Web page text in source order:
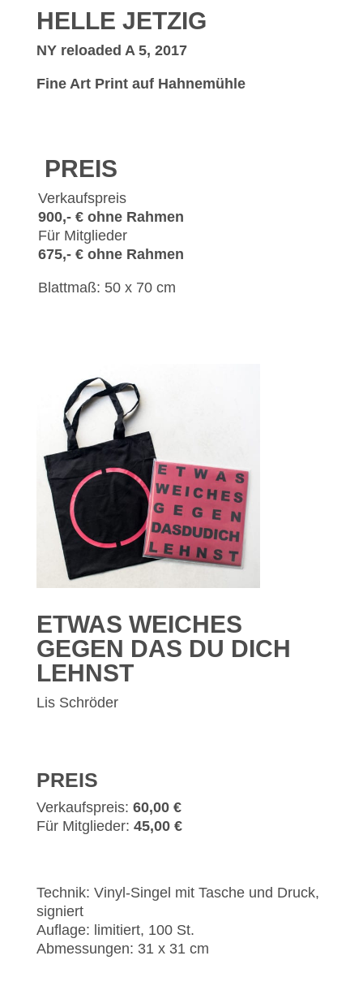
HELLE JETZIG
NY reloaded A 5, 2017
Fine Art Print auf Hahnemühle
PREIS
Verkaufspreis
900,- € ohne Rahmen
Für Mitglieder
675,- € ohne Rahmen
Blattmaß: 50 x 70 cm
ETWAS WEICHES
GEGEN DAS DU DICH
LEHNST
Lis Schröder
PREIS
Verkaufspreis: 60,00 €
Für Mitglieder: 45,00 €
Technik: Vinyl-Singel mit Tasche und Druck,
signiert
Auflage: limitiert, 100 St.
Abmessungen: 31 x 31 cm